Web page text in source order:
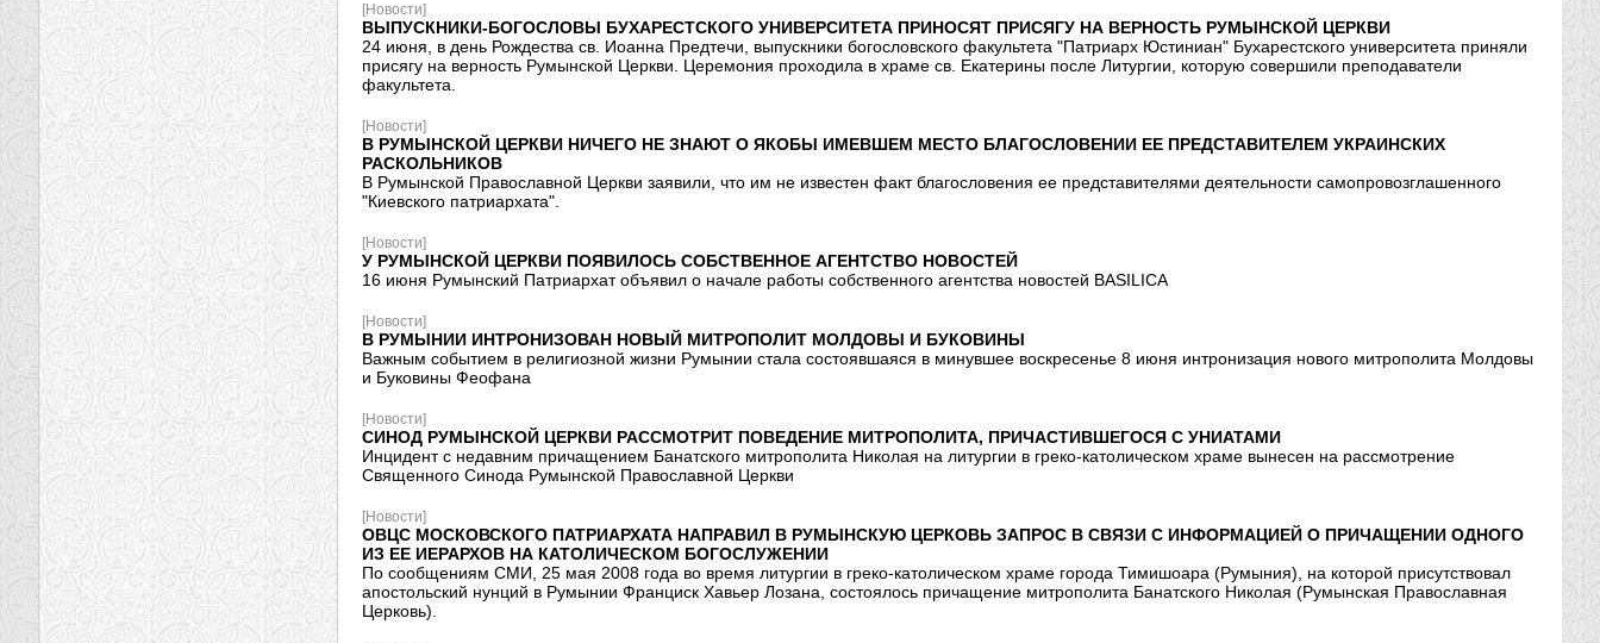
[Новости]
ВЫПУСКНИКИ-БОГОСЛОВЫ БУХАРЕСТСКОГО УНИВЕРСИТЕТА ПРИНОСЯТ ПРИСЯГУ НА ВЕРНОСТЬ РУМЫНСКОЙ ЦЕРКВИ
24 июня, в день Рождества св. Иоанна Предтечи, выпускники богословского факультета "Патриарх Юстиниан" Бухарестского университета приняли
присягу на верность Румынской Церкви. Церемония проходила в храме св. Екатерины после Литургии, которую совершили преподаватели
факультета.
[Новости]
В РУМЫНСКОЙ ЦЕРКВИ НИЧЕГО НЕ ЗНАЮТ О ЯКОБЫ ИМЕВШЕМ МЕСТО БЛАГОСЛОВЕНИИ ЕЕ ПРЕДСТАВИТЕЛЕМ УКРАИНСКИХ
РАСКОЛЬНИКОВ
В Румынской Православной Церкви заявили, что им не известен факт благословения ее представителями деятельности самопровозглашенного
"Киевского патриархата".
[Новости]
У РУМЫНСКОЙ ЦЕРКВИ ПОЯВИЛОСЬ СОБСТВЕННОЕ АГЕНТСТВО НОВОСТЕЙ
16 июня Румынский Патриархат объявил о начале работы собственного агентства новостей BASILICA
[Новости]
В РУМЫНИИ ИНТРОНИЗОВАН НОВЫЙ МИТРОПОЛИТ МОЛДОВЫ И БУКОВИНЫ
Важным событием в религиозной жизни Румынии стала состоявшаяся в минувшее воскресенье 8 июня интронизация нового митрополита Молдовы
и Буковины Феофана
[Новости]
СИНОД РУМЫНСКОЙ ЦЕРКВИ РАССМОТРИТ ПОВЕДЕНИЕ МИТРОПОЛИТА, ПРИЧАСТИВШЕГОСЯ С УНИАТАМИ
Инцидент с недавним причащением Банатского митрополита Николая на литургии в греко-католическом храме вынесен на рассмотрение
Священного Синода Румынской Православной Церкви
[Новости]
ОВЦС МОСКОВСКОГО ПАТРИАРХАТА НАПРАВИЛ В РУМЫНСКУЮ ЦЕРКОВЬ ЗАПРОС В СВЯЗИ С ИНФОРМАЦИЕЙ О ПРИЧАЩЕНИИ ОДНОГО
ИЗ ЕЕ ИЕРАРХОВ НА КАТОЛИЧЕСКОМ БОГОСЛУЖЕНИИ
По сообщениям СМИ, 25 мая 2008 года во время литургии в греко-католическом храме города Тимишоара (Румыния), на которой присутствовал
апостольский нунций в Румынии Франциск Хавьер Лозана, состоялось причащение митрополита Банатского Николая (Румынская Православная
Церковь).